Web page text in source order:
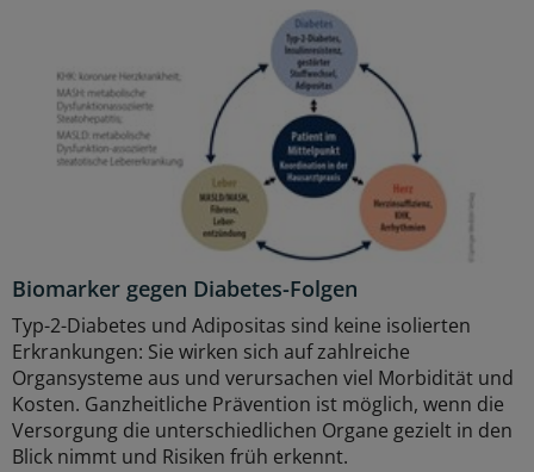
Biomarker gegen Diabetes-Folgen
Typ-2-Diabetes und Adipositas sind keine isolierten
Erkrankungen: Sie wirken sich auf zahlreiche
Organsysteme aus und verursachen viel Morbidität und
Kosten. Ganzheitliche Prävention ist möglich, wenn die
Versorgung die unterschiedlichen Organe gezielt in den
Blick nimmt und Risiken früh erkennt.